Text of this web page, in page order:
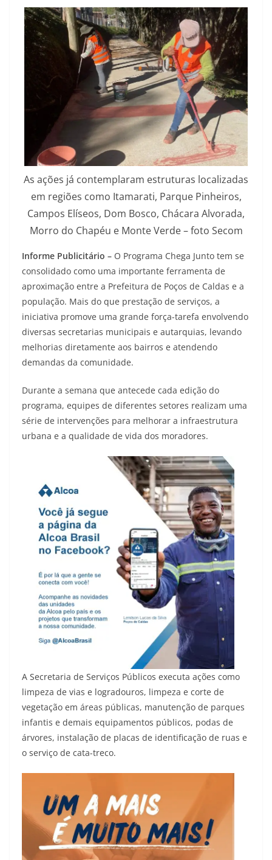
As ações já contemplaram estruturas localizadas
em regiões como Itamarati, Parque Pinheiros,
Campos Elíseos, Dom Bosco, Chácara Alvorada,
Morro do Chapéu e Monte Verde – foto Secom
Informe Publicitário – O Programa Chega Junto tem se
consolidado como uma importante ferramenta de
aproximação entre a Prefeitura de Poços de Caldas e a
população. Mais do que prestação de serviços, a
iniciativa promove uma grande força-tarefa envolvendo
diversas secretarias municipais e autarquias, levando
melhorias diretamente aos bairros e atendendo
demandas da comunidade.
Durante a semana que antecede cada edição do
programa, equipes de diferentes setores realizam uma
série de intervenções para melhorar a infraestrutura
urbana e a qualidade de vida dos moradores.
A Secretaria de Serviços Públicos executa ações como
limpeza de vias e logradouros, limpeza e corte de
vegetação em áreas públicas, manutenção de parques
infantis e demais equipamentos públicos, podas de
árvores, instalação de placas de identificação de ruas e
o serviço de cata-treco.